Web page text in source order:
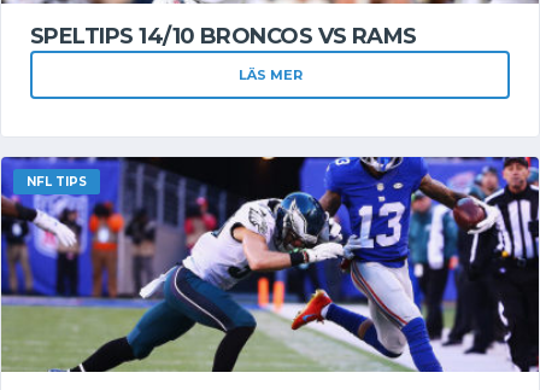
SPELTIPS 14/10 BRONCOS VS RAMS
LÄS MER
NFL TIPS